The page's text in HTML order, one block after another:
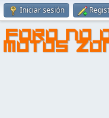
Iniciar sesión
FORO NO
MOTOS